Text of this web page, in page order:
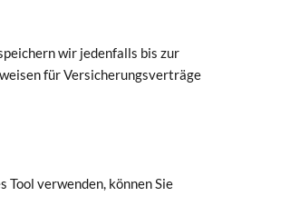
wir jedenfalls bis zur
für Versicherungsverträge
verwenden, können Sie